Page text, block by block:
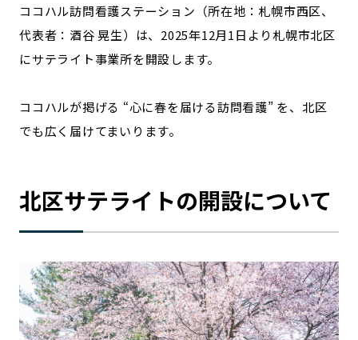
高知エリア
福岡エリア
佐賀エリア
長崎エリア
熊本エリア
大分エリア
沖縄エリア
特集コンテンツ
地域を代表する 企業100選
プレスリリース
行政連携記事
Localist
SDGsの先駆者
イベント
飲食店
地域豆知識
ニッポンの百選大全集
ココハル訪問看護ステーション（所在地：札幌市西区、
代表者：酒谷 晃生）は、2025年12月1日より札幌市北区
にサテライト事業所を開設します。
ココハルが掲げる “心に春を届ける訪問看護” を、北区
でも広く届けてまいります。
北区サテライトの開設について